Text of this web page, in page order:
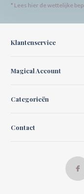
* Lees hier de wettelijke
Klantenservice
Magical Account
Categorieën
Contact